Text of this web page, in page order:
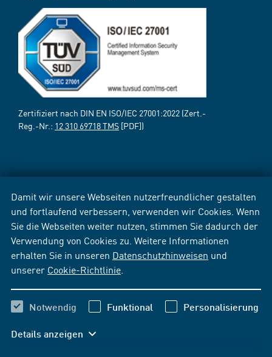
Damit wir unsere Webseiten nutzerfreundlicher gestalten
und fortlaufend verbessern, verwenden wir Cookies. Wenn
Sie die Webseiten weiter nutzen, stimmen Sie dadurch der
Verwendung von Cookies zu. Weitere Informationen
erhalten Sie in unseren Datenschutzhinweisen und
unserer Cookie-Richtlinie
Notwendig Funktional Personalisierung
Details anzeigen
Zertifiziert nach DIN EN ISO/IEC 27001:2022 (Zert.-
Reg.-Nr.: 12 310 69718 TMS [PDF])